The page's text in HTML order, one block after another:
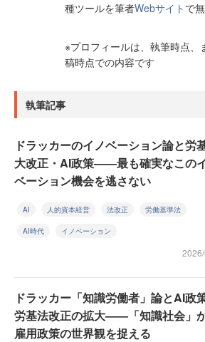
種ツールを筆者Webサイト で
※プロフィールは、執筆時点、
稿時点での内容です
執筆記事
ドラッカーのイノベーション論と労
大改正・AI政策——最も確実なこの
ベーション機会を逃さない
AI 人的資本経営 法改正 労働基準法
AI時代 イノベーション
ドラッカー「知識労働者」論とAI政
労基法改正の拡大——「知識社会」
雇用政策の世界観を捉える